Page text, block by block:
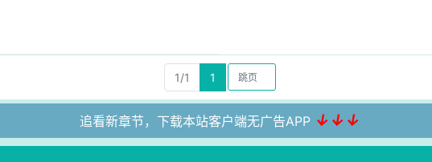
1/1 1
追看新章节，下载本站客户端无广告APP ↓↓↓